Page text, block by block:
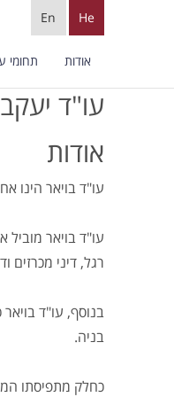
En He
אודות תחומי
עו"ד
אודות
עו"ד בויאר הינו
עו"ד בויאר מוביל
רגל, דיני מכרזים
בנוסף, עו"ד
בניה.
כחלק מתפיסתו